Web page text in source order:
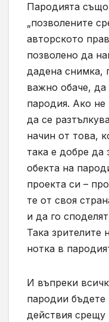
Пародията
„позволените
авторското
позволено да
дадена снимка,
важно обаче,
пародия. Ако
да се
начин от това,
така е добре
обекта на
проекта си –
те от своя
и да го
Така зрителите
нотка в
И въпреки
пародии бъдете
действия